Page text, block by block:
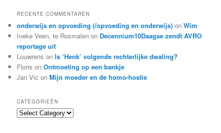
RECENTE COMMENTAREN
onderwijs en opvoeding (/opvoeding en onderwijs) onWim
Ineke Veen, te Rosmalen on Decennium10Daagse zendt AVRO
reportage uit
Louwrens onIs ‘Henk’ volgende rechterlijke dwaling?
Floris onOntmoeting op een bankje
Jan Vic onMijn moeder en de homo-hostie
CATEGORIEËN
C